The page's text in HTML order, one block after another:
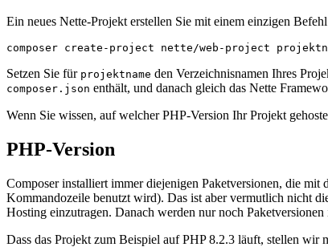
Ein neues Nette-Projekt erstellen Sie mit einem einzigen
Setzen Sie für projektname den Verzeichnisnamen Ihres
composer.json enthält, und danach gleich das Nette
Wenn Sie wissen, auf welcher PHP-Version Ihr Projekt
PHP-Version
Composer installiert immer diejenigen Paketversionen, die
Kommandozeile benutzt wird). Das ist aber vermutlich nicht
Hosting einzutragen. Danach werden nur noch
Dass das Projekt zum Beispiel auf PHP 8.2.3 läuft, stellen wir